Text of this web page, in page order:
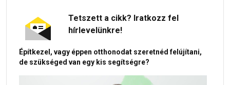
Tetszett a cikk? Iratkozz fel
hírlevelünkre!
Építkezel, vagy éppen otthonodat szeretnéd felújítani,
de szükséged van egy kis segítségre?